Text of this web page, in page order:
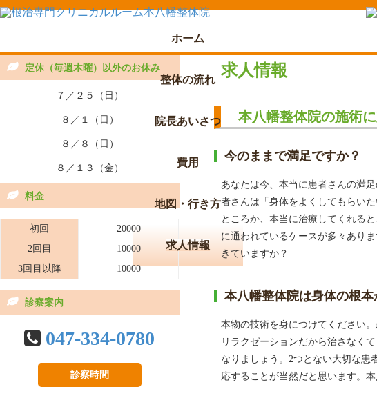
ホーム
整体の流れ
院長あいさつ
費用
地図・行き方
求人情報
求人情報
本八幡整体院の施術
今のままで満足ですか？
あなたは今、本当に患者さんの満
者さんは「身体をよくしてもらい
ところか、本当に治療してくれる
に通われているケースが多々あり
きていますか？
本八幡整体院は身体の根本
本物の技術を身につけてください
リラクゼーションだから治さなく
なりましょう。2つとない大切な患
応することが当然だと思います。
定休（毎週木曜）以外のお休み
７／２５（日）
８／１（日）
８／８（日）
８／１３（金）
料金
初回
20000
2回目
10000
3回目以降
10000
診察案内
047-334-0780
診察時間